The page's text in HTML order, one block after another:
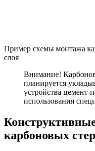
Пример схемы монтажа
слоя
Внимание!
планируется
устройства цемент-
использования
карбоновых